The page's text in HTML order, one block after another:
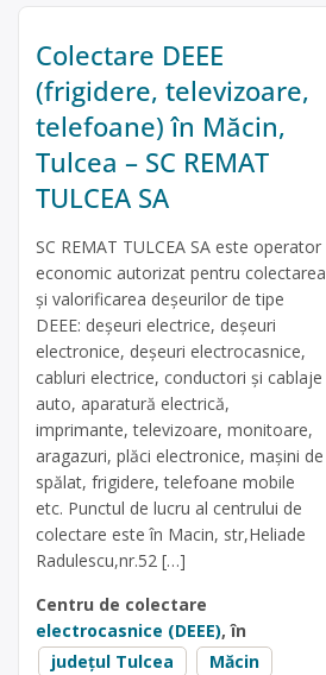
Colectare DEEE
(frigidere, televizoare,
telefoane) în Măcin,
Tulcea – SC REMAT
TULCEA SA
SC REMAT TULCEA SA este operator
economic autorizat pentru colectarea
și valorificarea deșeurilor de tipe
DEEE: deșeuri electrice, deșeuri
electronice, deșeuri electrocasnice,
cabluri electrice, conductori și cablaje
auto, aparatură electrică,
imprimante, televizoare, monitoare,
aragazuri, plăci electronice, mașini de
spălat, frigidere, telefoane mobile
etc. Punctul de lucru al centrului de
colectare este în Macin, str,Heliade
Radulescu,nr.52 […]
Centru de colectare
electrocasnice (DEEE), în
județul Tulcea
Măcin